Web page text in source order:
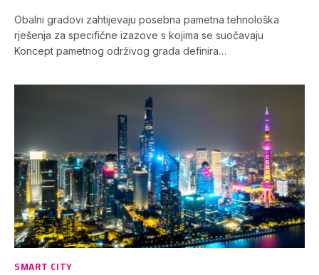
Obalni gradovi zahtijevaju posebna pametna tehnološka
rješenja za specifične izazove s kojima se suočavaju
Koncept pametnog održivog grada definira…
SMART CITY